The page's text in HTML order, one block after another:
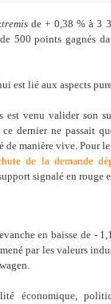
de + 0,38 % à 3
500 points gagnés
est lié aux aspects
est venu valider son
dernier ne passait
de manière vive. Pour
de la demande
signalé en rouge
en baisse de -
par les valeurs
économique,